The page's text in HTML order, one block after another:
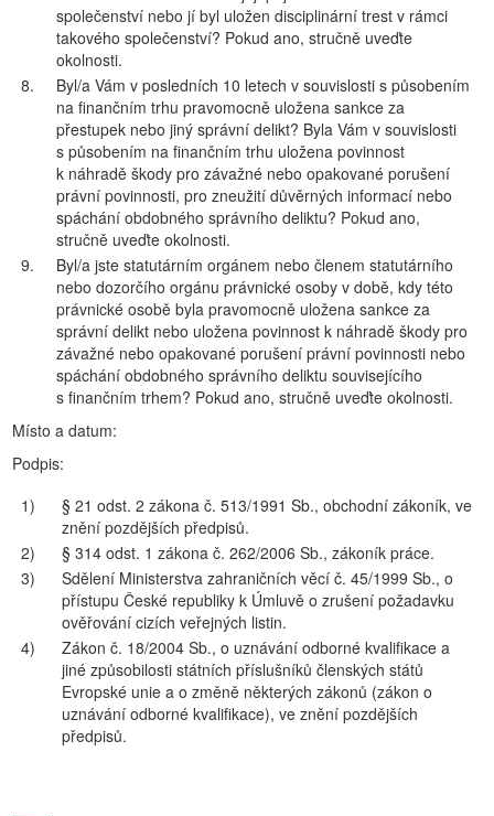
společenství nebo jí byl uložen disciplinární trest v rámci
takového společenství? Pokud ano, stručně uveďte
okolnosti.
8.
Byl/a Vám v posledních 10 letech v souvislosti s působením
na finančním trhu pravomocně uložena sankce za
přestupek nebo jiný správní delikt? Byla Vám v souvislosti
s působením na finančním trhu uložena povinnost
k náhradě škody pro závažné nebo opakované porušení
právní povinnosti, pro zneužití důvěrných informací nebo
spáchání obdobného správního deliktu? Pokud ano,
stručně uveďte okolnosti.
9.
Byl/a jste statutárním orgánem nebo členem statutárního
nebo dozorčího orgánu právnické osoby v době, kdy této
právnické osobě byla pravomocně uložena sankce za
správní delikt nebo uložena povinnost k náhradě škody pro
závažné nebo opakované porušení právní povinnosti nebo
spáchání obdobného správního deliktu souvisejícího
s finančním trhem? Pokud ano, stručně uveďte okolnosti.
Místo a datum:
Podpis:
1)
§ 21 odst. 2 zákona č. 513/1991 Sb., obchodní zákoník, ve
znění pozdějších předpisů.
2)
§ 314 odst. 1 zákona č. 262/2006 Sb., zákoník práce.
3)
Sdělení Ministerstva zahraničních věcí č. 45/1999 Sb., o
přístupu České republiky k Úmluvě o zrušení požadavku
ověřování cizích veřejných listin.
4)
Zákon č. 18/2004 Sb., o uznávání odborné kvalifikace a
jiné způsobilosti státních příslušníků členských států
Evropské unie a o změně některých zákonů (zákon o
uznávání odborné kvalifikace), ve znění pozdějších
předpisů.